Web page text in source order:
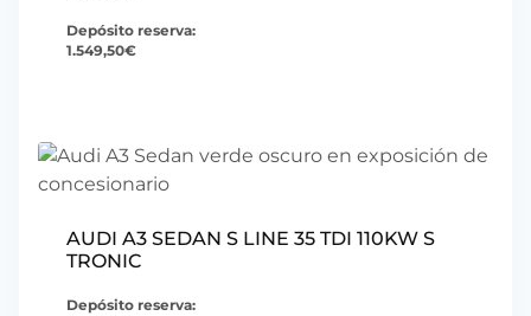
Depósito reserva:
1.549,50€
AUDI A3 SEDAN S LINE 35 TDI 110KW S
TRONIC
Depósito reserva: